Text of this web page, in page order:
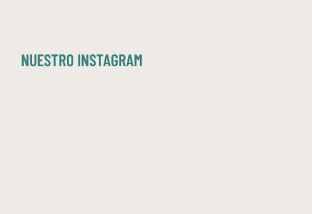
NUESTRO INSTAGRAM